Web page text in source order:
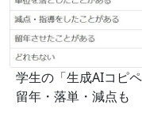
学生の「生成AIコピ
留年・落単・減点も